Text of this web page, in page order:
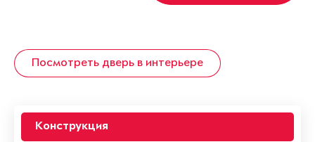
Посмотреть дверь в интерьере
Конструкция